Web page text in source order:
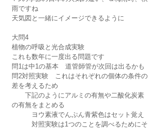
雨ですね
天気図と一緒にイメージできるように
大問4
植物の呼吸と光合成実験
これも数年に一度出る問題です
問1は中1の基本　道管師管が次回は出るかも
問2対照実験　これはそれぞれの個体の条件の
差を考えるため
下記のようにアルミの有無や二酸化炭素
の有無をまとめる
ヨウ素液でんぷん青紫色はセット覚え
対照実験は1つのことを調べるためにそ